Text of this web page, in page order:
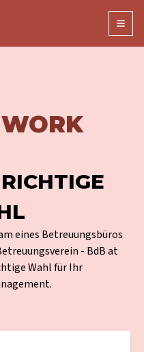
eines Betreuungsbüros
- BdB at
Wahl für Ihr